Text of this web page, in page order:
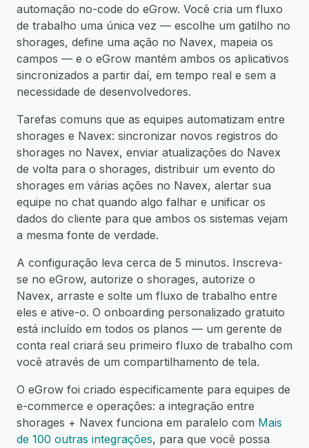
automação no-code do eGrow. Você cria um fluxo
de trabalho uma única vez — escolhe um gatilho no
shorages, define uma ação no Navex, mapeia os
campos — e o eGrow mantém ambos os aplicativos
sincronizados a partir daí, em tempo real e sem a
necessidade de desenvolvedores.
Tarefas comuns que as equipes automatizam entre
shorages e Navex: sincronizar novos registros do
shorages no Navex, enviar atualizações do Navex
de volta para o shorages, distribuir um evento do
shorages em várias ações no Navex, alertar sua
equipe no chat quando algo falhar e unificar os
dados do cliente para que ambos os sistemas vejam
a mesma fonte de verdade.
A configuração leva cerca de 5 minutos. Inscreva-
se no eGrow, autorize o shorages, autorize o
Navex, arraste e solte um fluxo de trabalho entre
eles e ative-o. O onboarding personalizado gratuito
está incluído em todos os planos — um gerente de
conta real criará seu primeiro fluxo de trabalho com
você através de um compartilhamento de tela.
O eGrow foi criado especificamente para equipes de
e-commerce e operações: a integração entre
shorages + Navex funciona em paralelo com Mais
de 100 outras integrações, para que você possa